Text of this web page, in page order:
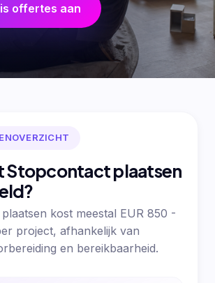
offertes aan
Stopcontact plaatsen
kost meestal EUR 850 -
project, afhankelijk van
en bereikbaarheid.